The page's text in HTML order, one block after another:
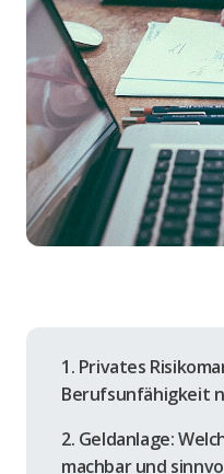
1. Privates
Berufsunfähigkeit
2. Geldanlage:
machbar und